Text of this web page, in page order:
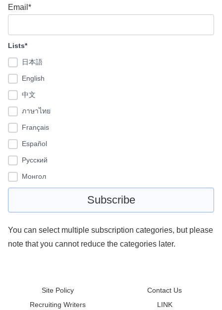
Email*
Lists*
日本語
English
中文
ภาษาไทย
Français
Español
Pусский
Монгол
You can select multiple subscription categories, but please
note that you cannot reduce the categories later.
Site Policy
Contact Us
Recruiting Writers
LINK